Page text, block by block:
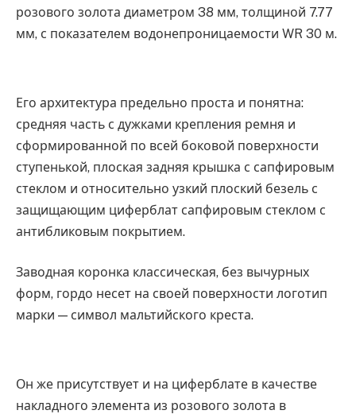
розового золота диаметром 38 мм, толщиной 7.77
мм, с показателем водонепроницаемости WR 30 м.
Его архитектура предельно проста и понятна:
средняя часть с дужками крепления ремня и
сформированной по всей боковой поверхности
ступенькой, плоская задняя крышка с сапфировым
стеклом и относительно узкий плоский безель с
защищающим циферблат сапфировым стеклом с
антибликовым покрытием.
Заводная коронка классическая, без вычурных
форм, гордо несет на своей поверхности логотип
марки — символ мальтийского креста.
Он же присутствует и на циферблате в качестве
накладного элемента из розового золота в